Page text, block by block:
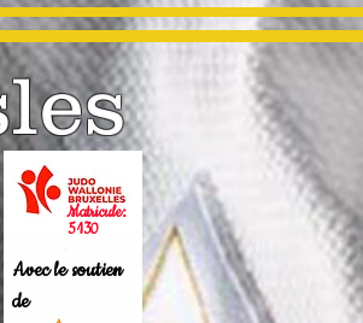
Matricule:
5130
Avec le soutien
de